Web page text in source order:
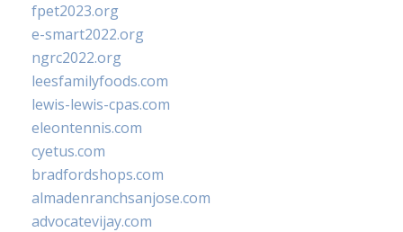
fpet2023.org
e-smart2022.org
ngrc2022.org
leesfamilyfoods.com
lewis-lewis-cpas.com
eleontennis.com
cyetus.com
bradfordshops.com
almadenranchsanjose.com
advocatevijay.com